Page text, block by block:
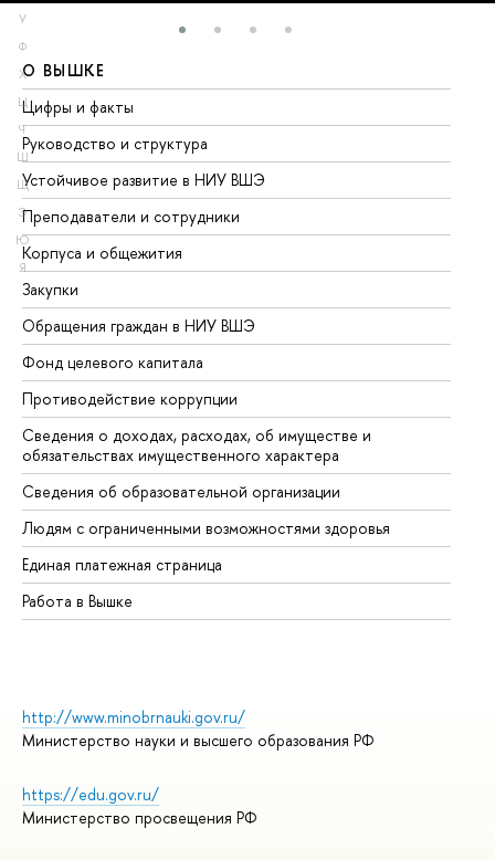
У
Ф
Х
Ц
Ч
Ш
Щ
Э
Ю
Я
О ВЫШКЕ
Цифры и факты
Руководство и структура
Устойчивое развитие в НИУ ВШЭ
Преподаватели и сотрудники
Корпуса и общежития
Закупки
Обращения граждан в НИУ ВШЭ
Фонд целевого капитала
Противодействие коррупции
Сведения о доходах, расходах, об имуществе и
обязательствах имущественного характера
Сведения об образовательной организации
Людям с ограниченными возможностями здоровья
Единая платежная страница
Работа в Вышке
http://www.minobrnauki.gov.ru/
Министерство науки и высшего образования РФ
https://edu.gov.ru/
Министерство просвещения РФ